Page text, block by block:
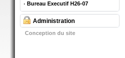
Bureau Executif H26-07
Administration
Conception du site